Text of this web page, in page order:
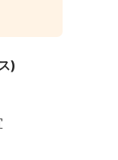
)